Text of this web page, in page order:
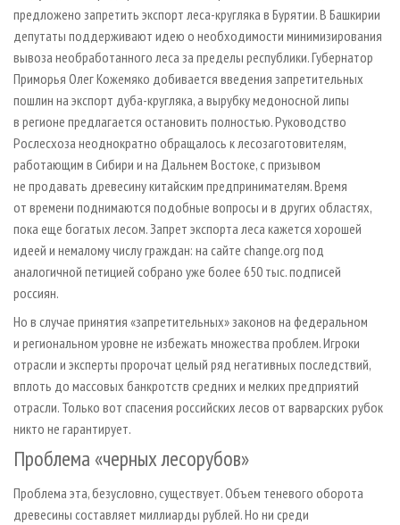
предложено запретить экспорт леса-кругляка в Бурятии. В Башкирии
депутаты поддерживают идею о необходимости минимизирования
вывоза необработанного леса за пределы республики. Губернатор
Приморья Олег Кожемяко добивается введения запретительных
пошлин на экспорт дуба-кругляка, а вырубку медоносной липы
в регионе предлагается остановить полностью. Руководство
Рослесхоза неоднократно обращалось к лесозаготовителям,
работающим в Сибири и на Дальнем Востоке, с призывом
не продавать древесину китайским предпринимателям. Время
от времени поднимаются подобные вопросы и в других областях,
пока еще богатых лесом. Запрет экспорта леса кажется хорошей
идеей и немалому числу граждан: на сайте change.org под
аналогичной петицией собрано уже более 650 тыс. подписей
россиян.
Но в случае принятия «запретительных» законов на федеральном
и региональном уровне не избежать множества проблем. Игроки
отрасли и эксперты пророчат целый ряд негативных последствий,
вплоть до массовых банкротств средних и мелких предприятий
отрасли. Только вот спасения российских лесов от варварских рубок
никто не гарантирует.
Проблема «черных лесорубов»
Проблема эта, безусловно, существует. Объем теневого оборота
древесины составляет миллиарды рублей. Но ни среди